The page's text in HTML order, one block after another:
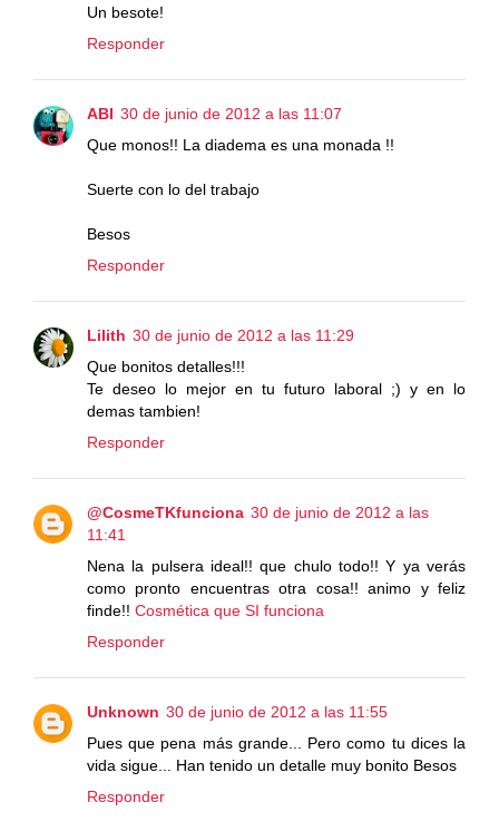
Un besote!
Responder
ABI 30 de junio de 2012 a las 11:07
Que monos!! La diadema es una monada !!
Suerte con lo del trabajo
Besos
Responder
Lilith 30 de junio de 2012 a las 11:29
Que bonitos detalles!!!
Te deseo lo mejor en tu futuro laboral ;) y en lo
demas tambien!
Responder
@CosmeTKfunciona 30 de junio de 2012 a las
11:41
Nena la pulsera ideal!! que chulo todo!! Y ya verás
como pronto encuentras otra cosa!! animo y feliz
finde!! Cosmética que SI funciona
Responder
Unknown 30 de junio de 2012 a las 11:55
Pues que pena más grande... Pero como tu dices la
vida sigue... Han tenido un detalle muy bonito Besos
Responder